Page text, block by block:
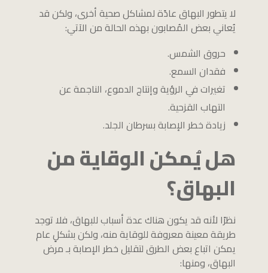
لا يتطور البهاق عادًة لمشاكل صحية أخرى، ولكن قد
يُعاني بعض المُصابون بهذه الحالة من الآتي:
حروق الشمس.
فقدان السمع.
تغيرات في الرؤية وإنتاج الدموع، الناجمة عن
التهاب القزحية.
زيادة خطر الإصابة بسرطان الجلد.
هل يُمكن الوقاية من
البهاق؟
نظرًا لأنه قد يكون هناك عدة أسباب للبهاق، فلا توجد
طريقة معينة معروفة للوقاية منه، ولكن بشكلٍ عام
يمكن اتباع بعض الطرق لتقليل خطر الإصابة بـ مرض
البهاق، ومنها: